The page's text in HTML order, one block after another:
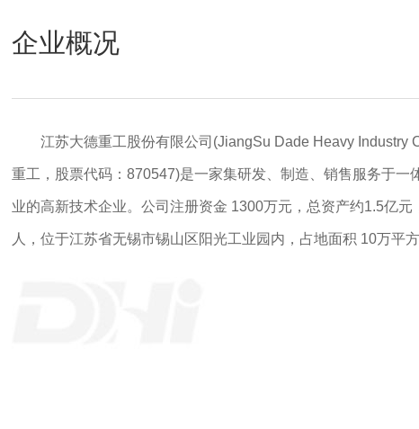
企业概况
江苏大德重工股份有限公司(JiangSu Dade Heavy Industry
重工，股票代码：870547)是一家集研发、制造、销售服务于一
业的高新技术企业。公司注册资金 1300万元，总资产约1.5亿元
人，位于江苏省无锡市锡山区阳光工业园内，占地面积 10万平方